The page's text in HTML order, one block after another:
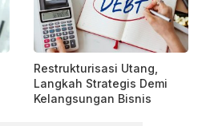
Restrukturisasi Utang,
Langkah Strategis Demi
Kelangsungan Bisnis